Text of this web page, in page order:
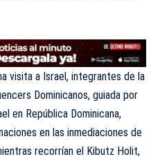
visita a Israel, integrantes de la
Dominicanos, guiada por
en República Dominicana,
en las inmediaciones de
recorrían el Kibutz Holit,